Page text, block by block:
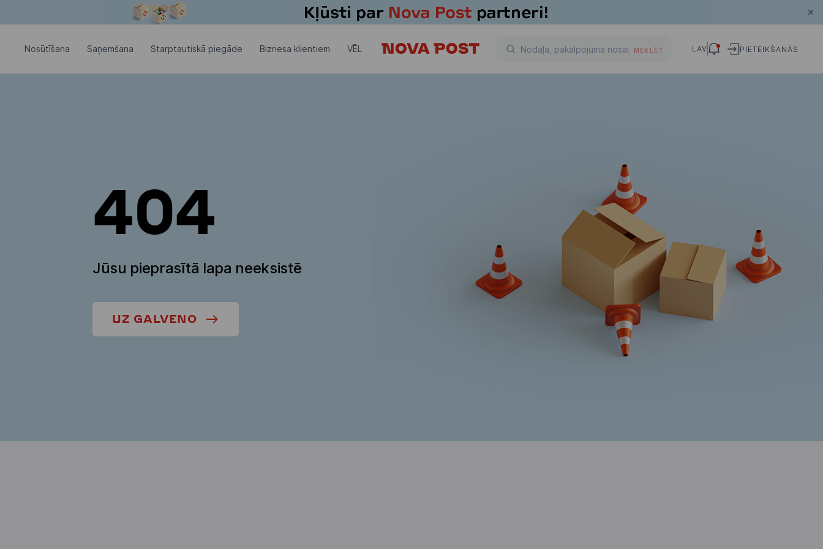
Nosūtīšana Saņemšana Starptautiskā piegāde Biznesa klientiem VĒL MEKLĒT LAV PIETEIKŠANĀS
404
Jūsu pieprasītā lapa neeksistē
UZ GALVENO